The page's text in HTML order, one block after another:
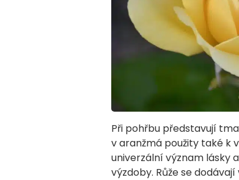
Při pohřbu představují
v aranžmá použity také k
univerzální význam lásky
výzdoby. Růže se